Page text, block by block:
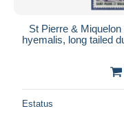
St Pierre &
hyemalis, long tailed
Estatus